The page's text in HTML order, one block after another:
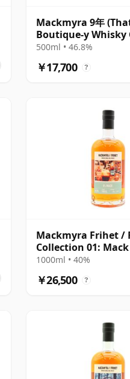
Mackmyra 9年
Boutique-y Whisky
500ml • 46.8%
￥17,700 ?
Mackmyra Frihet /
Collection 01:
Singl
1000ml • 40%
￥26,500 ?